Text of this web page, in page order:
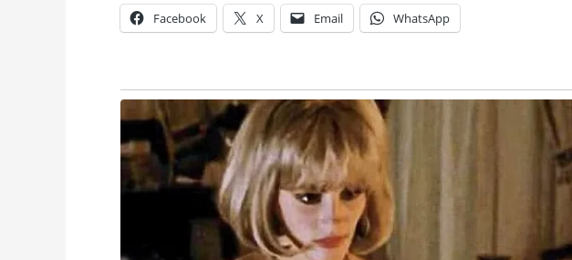
Facebook X Email WhatsApp